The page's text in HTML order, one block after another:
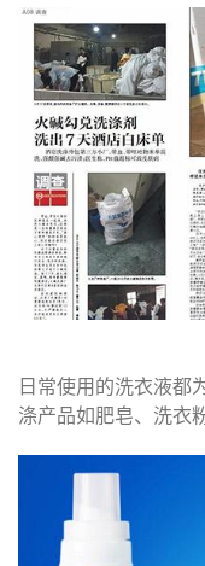
日常使用的洗衣液都
涤产品如肥皂、洗衣